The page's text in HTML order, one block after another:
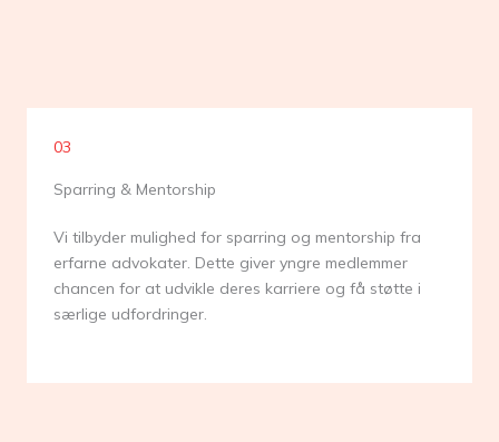
03
Sparring & Mentorship
Vi tilbyder mulighed for sparring og mentorship fra
erfarne advokater. Dette giver yngre medlemmer
chancen for at udvikle deres karriere og få støtte i
særlige udfordringer.